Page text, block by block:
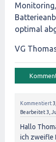
optimal
VG
Kommentiert
Bearbeitet 3,
Hallo
ich zweifle